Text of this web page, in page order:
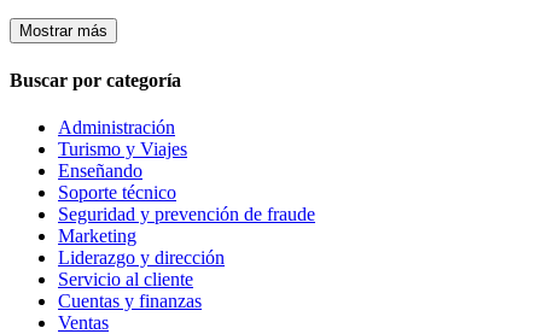
Mostrar más
Buscar por categoría
Administración
Turismo y Viajes
Enseñando
Soporte técnico
Seguridad y prevención de fraude
Marketing
Liderazgo y dirección
Servicio al cliente
Cuentas y finanzas
Ventas